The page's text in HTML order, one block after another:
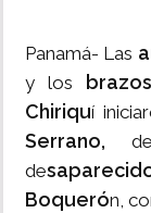
Panamá- Las
y los
Chiriquí
Serrano,
de
Boquerón,